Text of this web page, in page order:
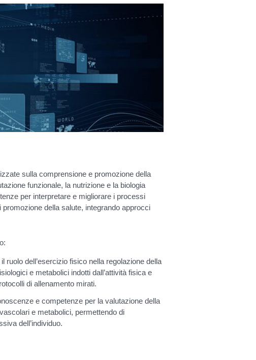
sulla comprensione e promozione della
funzionale, la nutrizione e la biologia
per interpretare e migliorare i processi
della salute, integrando approcci
ruolo dell’esercizio fisico nella regolazione della
e metabolici indotti dall’attività fisica e
di allenamento mirati.
e competenze per la valutazione della
e metabolici, permettendo di
dell’individuo.